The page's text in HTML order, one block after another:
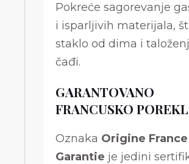
Pokreće sagorevanje
i isparljivih materijala,
staklo od dima i
čađi.
GARANTOVANO
FRANCUSKO
Oznaka Origine France
Garantie je jedini